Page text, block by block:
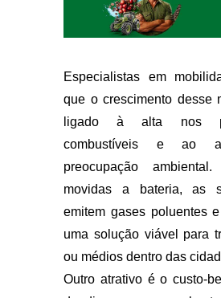
Especialistas em
que o crescimento desse
ligado à alta nos
combustíveis e ao
preocupação
movidas a bateria, as
emitem gases poluentes
uma solução viável para
ou médios dentro das
Outro atrativo é o custo-